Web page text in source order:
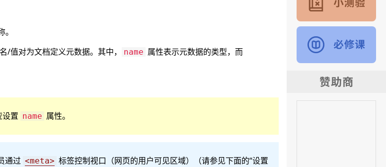
/值对为文档定义元数据。其中， name 属性表示元数据的类型，而
设置 name 属性。
通过 <meta> 标签控制视口（网页的用户可见区域）（请参见下面的“设置